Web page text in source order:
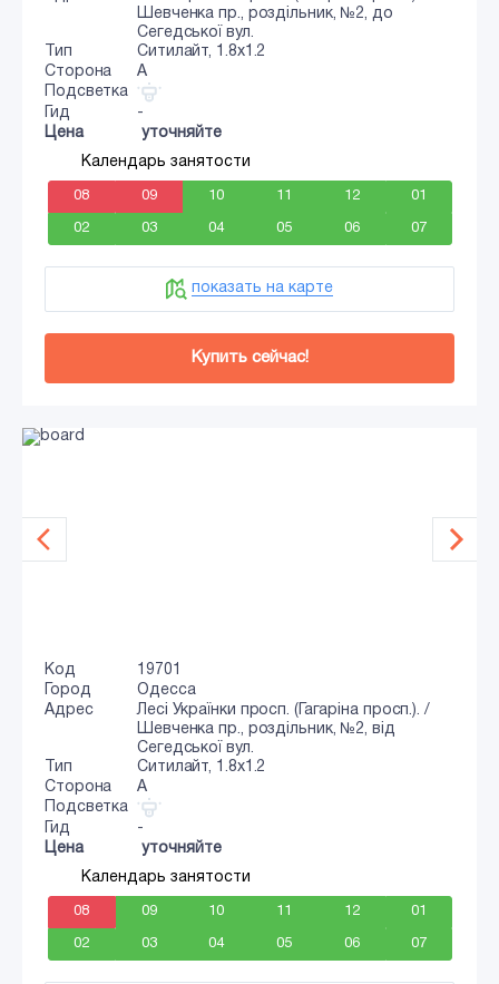
Шевченка пр., роздільник, №2, до
Сегедської вул.
Тип
Ситилайт, 1.8x1.2
Сторона
A
Подсветка
Гид
-
Цена
уточняйте
Календарь занятости
08 09 10 11 12 01
02 03 04 05 06 07
показать на карте
Купить сейчас!
Код
19701
Город
Одесса
Адрес
Лесі Українки просп. (Гагаріна просп.). /
Шевченка пр., роздільник, №2, від
Сегедської вул.
Тип
Ситилайт, 1.8x1.2
Сторона
A
Подсветка
Гид
-
Цена
уточняйте
Календарь занятости
08 09 10 11 12 01
02 03 04 05 06 07